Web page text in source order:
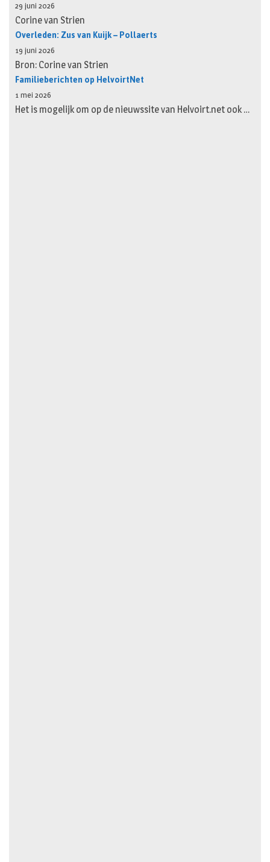
29 juni 2026
Corine van Strien
Overleden: Zus van Kuijk – Pollaerts
19 juni 2026
Bron: Corine van Strien
Familieberichten op HelvoirtNet
1 mei 2026
Het is mogelijk om op de nieuwssite van Helvoirt.net ook …